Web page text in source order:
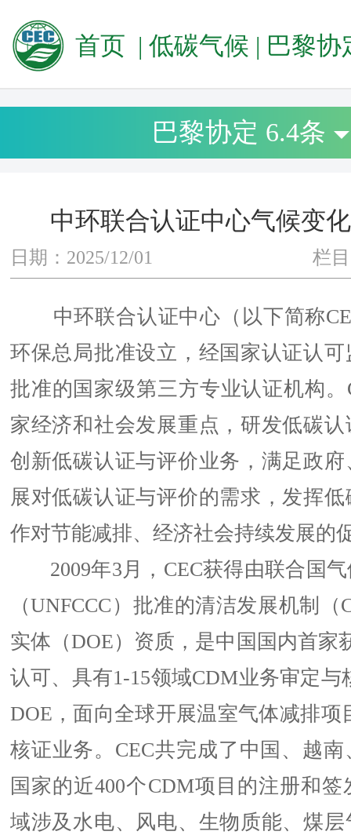
首页 | 低碳气候 | 巴黎协定
巴黎协定 6.4条
中环联合认证中心气候变
日期：2025/12/01 栏
中环联合认证中心（以下简称
环保总局批准设立，经国家认证认
批准的国家级第三方专业认证机构。
家经济和社会发展重点，研发低碳
创新低碳认证与评价业务，满足政
展对低碳认证与评价的需求，发挥
作对节能减排、经济社会持续发展的
2009年3月，CEC获得由联合国气
（UNFCCC）批准的清洁发展机制
实体（DOE）资质，是中国国内首家
认可、具有1-15领域CDM业务审定与
DOE，面向全球开展温室气体减排项
核证业务。CEC共完成了中国、越
国家的近400个CDM项目的注册和
域涉及水电、风电、生物质能、煤